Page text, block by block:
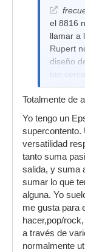
el 8816
llamar a
Rupert
diseño
tan
podria
otra
Hay
optaria
buenos
al final
sirve
DAW
para lo
Totalmente de
Yo tengo un
supercontento.
versatilidad
tanto suma
salida, y suma
sumar lo que
alguna. Yo
me gusta para
hacer,pop/
a través de
normalmente